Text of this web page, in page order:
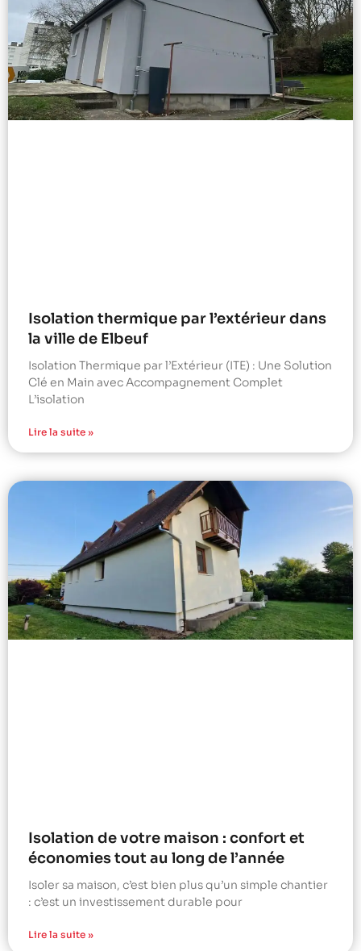
Isolation thermique par l’extérieur dans
la ville de Elbeuf
Isolation Thermique par l’Extérieur (ITE) : Une Solution
Clé en Main avec Accompagnement Complet
L’isolation
Lire la suite »
Isolation de votre maison : confort et
économies tout au long de l’année
Isoler sa maison, c’est bien plus qu’un simple chantier
: c’est un investissement durable pour
Lire la suite »